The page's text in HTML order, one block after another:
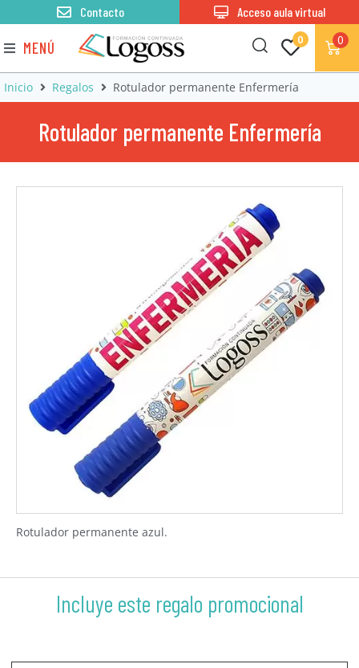
MENÚ 0 0
Contacto Acceso aula virtual
Inicio Regalos Rotulador permanente Enfermería
Rotulador permanente Enfermería
Rotulador permanente azul.
Incluye este regalo promocional